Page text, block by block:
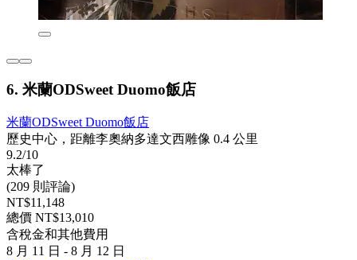
6. 米蘭ODSweet Duomo飯店
米蘭ODSweet Duomo飯店
歷史中心，距離李奧納多達文西雕像 0.4 公里
9.2/10
太棒了
(209 則評論)
NT$11,148
總價 NT$13,010
含稅金和其他費用
8 月 11 日 - 8 月 12 日